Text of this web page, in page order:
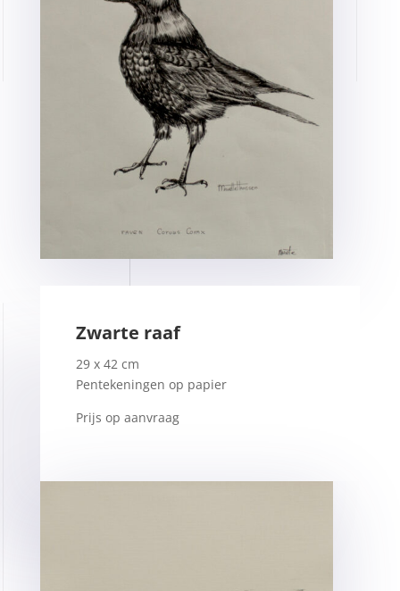
Zwarte raaf
29 x 42 cm
Pentekeningen op papier
Prijs op aanvraag